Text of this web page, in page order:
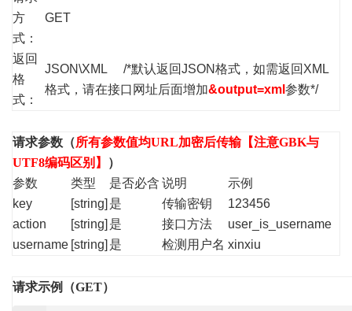
方
式：
GET
返回
格
式：
JSON\XML /*默认返回JSON格式，如需返回XML
格式，请在接口网址后面增加&output=xml 参数*/
请求参数（所有参数值均URL加密后传输【注意GBK与
UTF8编码区别】
）
参数
类型 是否必含 说明
示例
key
[string] 是 传输密钥
123456
action
[string] 是 接口方法
user_is_username
username [string] 是 检测用户名 xinxiu
请求示例（GET）